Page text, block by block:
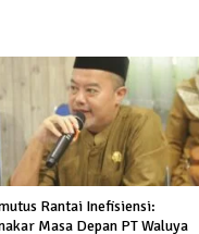
Rantai Inefisiensi:
Masa Depan PT Waluya